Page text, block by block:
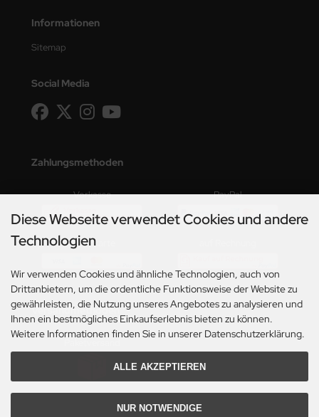
Informationen
Sitemap
Social Media
Zahlungsmethoden
Vorkasse PayPal
Kreditkarte
Versandmethoden
Diese Webseite verwendet Cookies und andere
Technologien
Wir verwenden Cookies und ähnliche Technologien, auch von
Drittanbietern, um die ordentliche Funktionsweise der Website zu
gewährleisten, die Nutzung unseres Angebotes zu analysieren und
Ihnen ein bestmögliches Einkaufserlebnis bieten zu können.
Weitere Informationen finden Sie in unserer Datenschutzerklärung.
ALLE AKZEPTIEREN
NUR NOTWENDIGE